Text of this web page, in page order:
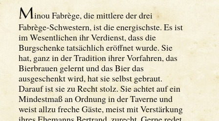
Minou Fabrège, die mittlere der drei
Fabrège-Schwestern, ist die energischste. Es ist
im Wesentlichen ihr Verdienst, dass die
Burgschenke tatsächlich eröffnet wurde. Sie
hat, ganz in der Tradition ihrer Vorfahren, das
Bierbrauen gelernt und das Bier das
ausgeschenkt wird, hat sie selbst gebraut.
Darauf ist sie zu Recht stolz. Sie achtet auf ein
Mindestmaß an Ordnung in der Taverne und
weist allzu freche Gäste, meist mit Verstärkung